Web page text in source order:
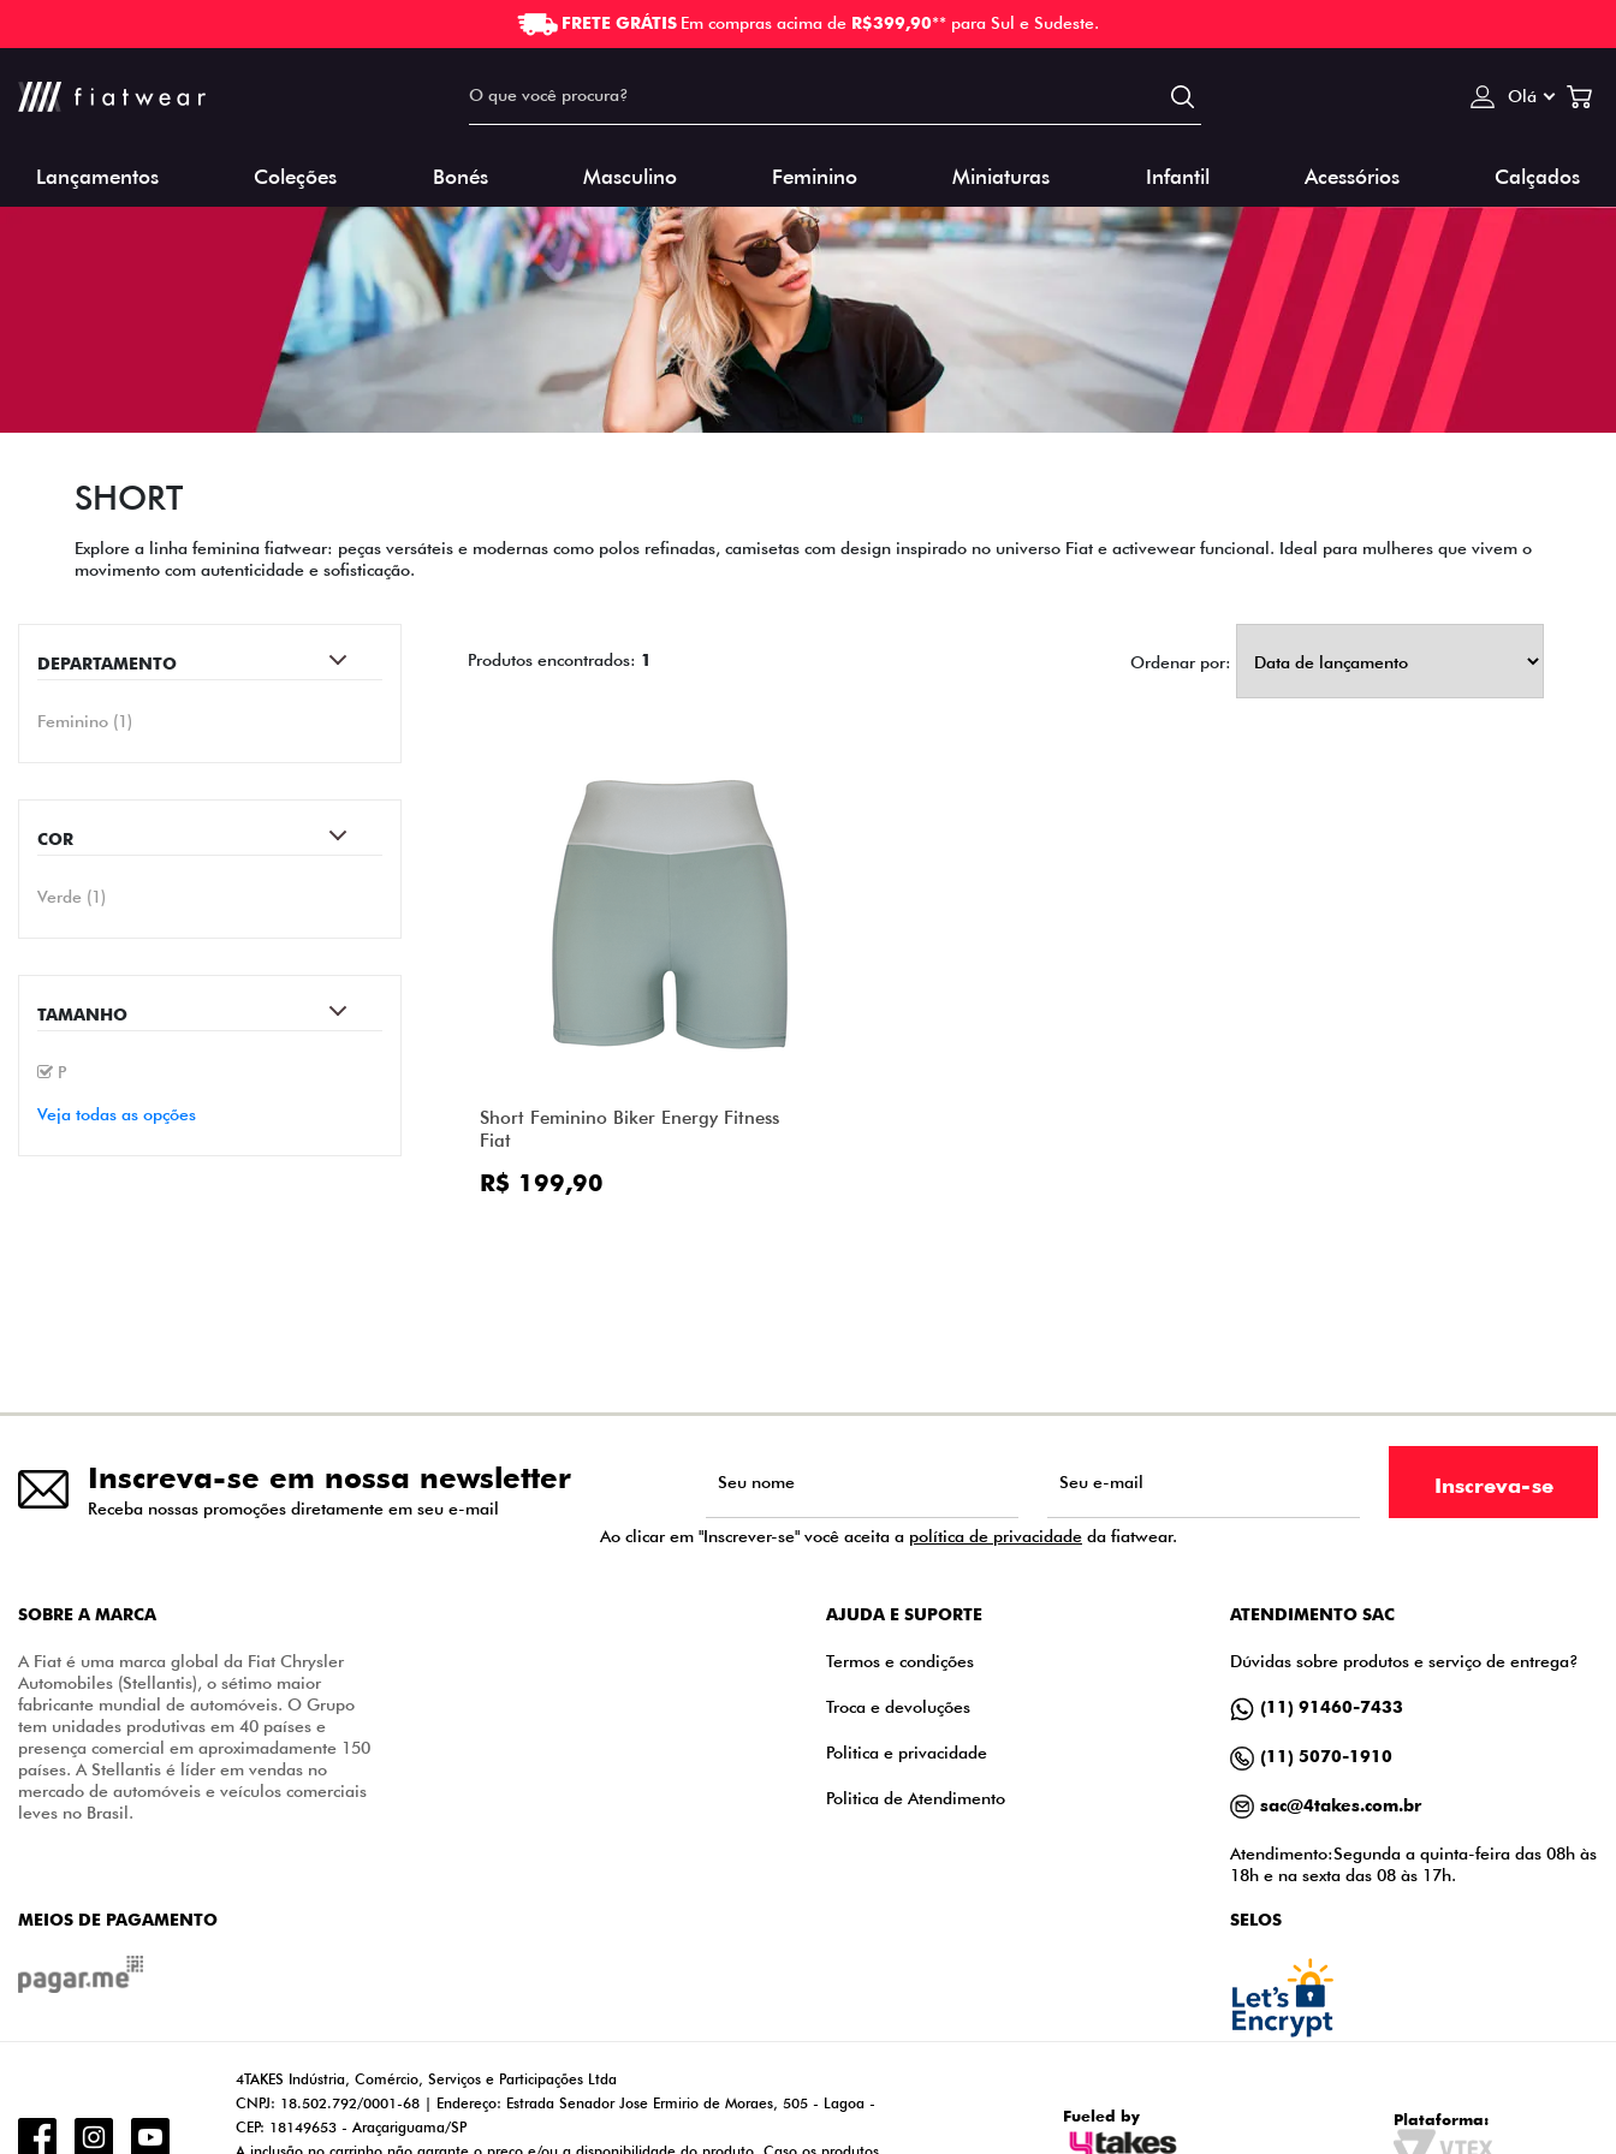
FRETE GRÁTIS Em compras acima de R$399,90** para Sul e Sudeste.
Olá
Lançamentos Coleções Bonés Masculino Feminino Miniaturas Infantil Acessórios Calçados
SHORT
Explore a linha feminina fiatwear: peças versáteis e modernas como polos refinadas, camisetas com design inspirado no universo Fiat e activewear funcional. Ideal para mulheres que vivem o
movimento com autenticidade e sofisticação.
DEPARTAMENTO
Feminino (1)
COR
verde (1)
TAMANHO
P
Veja todas as opções
Produtos encontrados: 1 Ordenar por:
Short Feminino Biker Energy Fitness
Fiat
R$ 199,90
Inscreva-se em nossa newsletter
Receba nossas promoções diretamente em seu e-mail
Ao clicar em "Inscrever-se" você aceita a política de privacidade da fiatwear.
SOBRE A MARCA
A Fiat é uma marca global da Fiat Chrysler
Automobiles (Stellantis), o sétimo maior
fabricante mundial de automóveis. O Grupo
tem unidades produtivas em 40 países e
presença comercial em aproximadamente 150
países. A Stellantis é líder em vendas no
mercado de automóveis e veículos comerciais
leves no Brasil.
AJUDA E SUPORTE
Termos e condições
Troca e devoluções
Politica e privacidade
Politica de Atendimento
ATENDIMENTO SAC
Dúvidas sobre produtos e serviço de entrega?
(11) 91460-7433
(11) 5070-1910
sac@4takes.com.br
Atendimento:Segunda a quinta-feira das 08h às
18h e na sexta das 08 às 17h.
MEIOS DE PAGAMENTO
SELOS
4TAKES Indústria, Comércio, Serviços e Participações Ltda
CNPJ: 18.502.792/0001-68 | Endereço: Estrada Senador Jose Ermirio de Moraes, 505 - Lagoa -
CEP: 18149653 - Araçariguama/SP
Fueled by Plataforma: